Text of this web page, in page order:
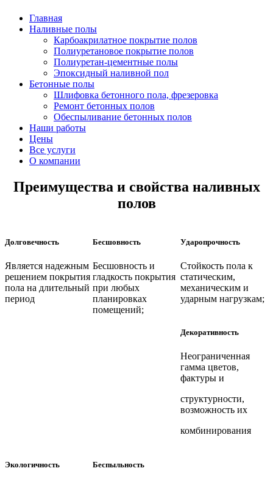
Главная
Наливные полы
Карбоакрилатное покрытие полов
Полиуретановое покрытие полов
Полиуретан-цементные полы
Эпоксидный наливной пол
Бетонные полы
Шлифовка бетонного пола, фрезеровка
Ремонт бетонных полов
Обеспыливание бетонных полов
Наши работы
Цены
Все услуги
О компании
Преимущества и свойства наливных
полов
Долговечность
Является надежным
решением покрытия
пола на длительный
период
Бесшовность
Бесшовность и
гладкость покрытия
при любых
планировках
помещений;
Ударопрочность
Стойкость пола к
статическим,
механическим и
ударным нагрузкам;
Декоративность
Неограниченная
гамма цветов,
фактуры и
структурности,
возможность их
комбинирования
Экологичность Беспыльность